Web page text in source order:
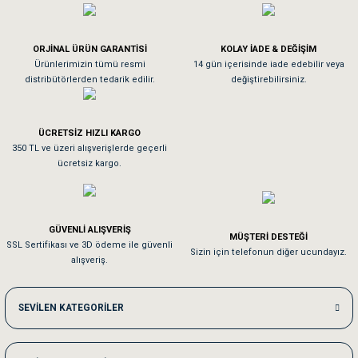
Köpeğim bayıldı hediyeler için teşekkürler
As**** Tu******
Tavşanım kafesinin kalitesine ve paketlemesine bayıldım
Sa**** On******
Kedilerim beğeniyorlar. Memnunuz. Uygun fiyatta olması iyi.
Me***** Ya******
Akşam verdiğim sipariş bir sonraki gün elime ulaştı. Jack russell köpeğim
ORJİNAL ÜRÜN GARANTİSİ
Ürünlerimizin tümü resmi
distribütörlerden tedarik edilir.
KOLAY İADE & DEĞİŞİM
14 gün içerisinde iade edebilir veya
değiştirebilirsiniz.
ÜCRETSİZ HIZLI KARGO
350 TL ve üzeri alışverişlerde geçerli
ücretsiz kargo.
GÜVENLİ ALIŞVERİŞ
SSL Sertifikası ve 3D ödeme ile güvenli
alışveriş.
MÜŞTERİ DESTEĞİ
Sizin için telefonun diğer ucundayız.
SEVİLEN KATEGORİLER